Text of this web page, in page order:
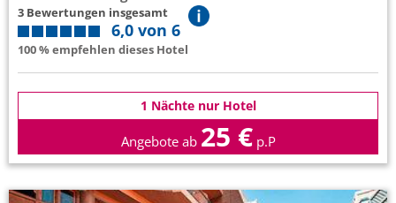
3 Bewertungen insgesamt
6,0 von 6
100 % empfehlen dieses Hotel
1 Nächte nur Hotel
Angebote ab 25 € p.P